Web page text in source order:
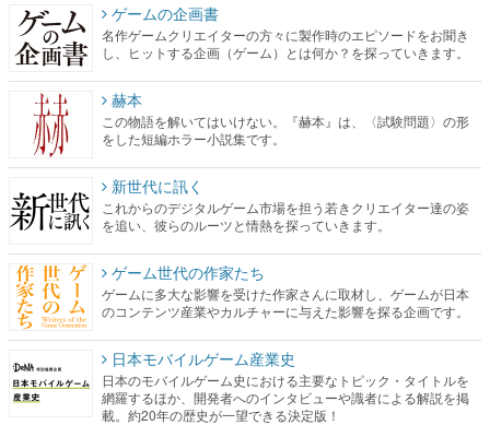
ゲームの企画書
名作ゲームクリエイターの方々に製作時のエピソードをお聞き
し、ヒットする企画（ゲーム）とは何か？を探っていきます。
赫本
この物語を解いてはいけない。『赫本』は、〈試験問題〉の形
をした短編ホラー小説集です。
新世代に訊く
これからのデジタルゲーム市場を担う若きクリエイター達の姿
を追い、彼らのルーツと情熱を探っていきます。
ゲーム世代の作家たち
ゲームに多大な影響を受けた作家さんに取材し、ゲームが日本
のコンテンツ産業やカルチャーに与えた影響を探る企画です。
日本モバイルゲーム産業史
日本のモバイルゲーム史における主要なトピック・タイトルを
網羅するほか、開発者へのインタビューや識者による解説を掲
載。約20年の歴史が一望できる決定版！